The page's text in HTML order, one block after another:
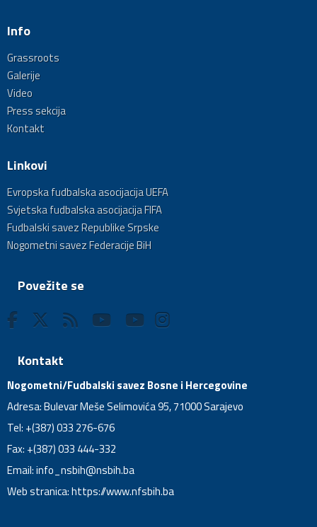
Info
Grassroots
Galerije
Video
Press sekcija
Kontakt
Linkovi
Evropska fudbalska asocijacija UEFA
Svjetska fudbalska asocijacija FIFA
Fudbalski savez Republike Srpske
Nogometni savez Federacije BiH
Povežite se
Kontakt
Nogometni/Fudbalski savez Bosne i Hercegovine
Adresa: Bulevar Meše Selimovića 95, 71000 Sarajevo
Tel: +(387) 033 276-676
Fax: +(387) 033 444-332
Email:info_nsbih@nsbih.ba
Web stranica: https://www.nfsbih.ba